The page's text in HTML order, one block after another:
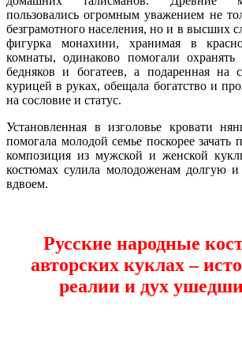
пользовались огромным уважением не
безграмотного населения, но и в высших
фигурка монахини, хранимая в
комнаты, одинаково помогали
бедняков и богатеев, а подаренная на
курицей в руках, обещала богатство и
на сословие и статус.
Установленная в изголовье кровати
помогала молодой семье поскорее зачать
композиция из мужской и женской
костюмах сулила молодоженам долгую
вдвоем.
Русские народные
авторских куклах –
реалии и дух